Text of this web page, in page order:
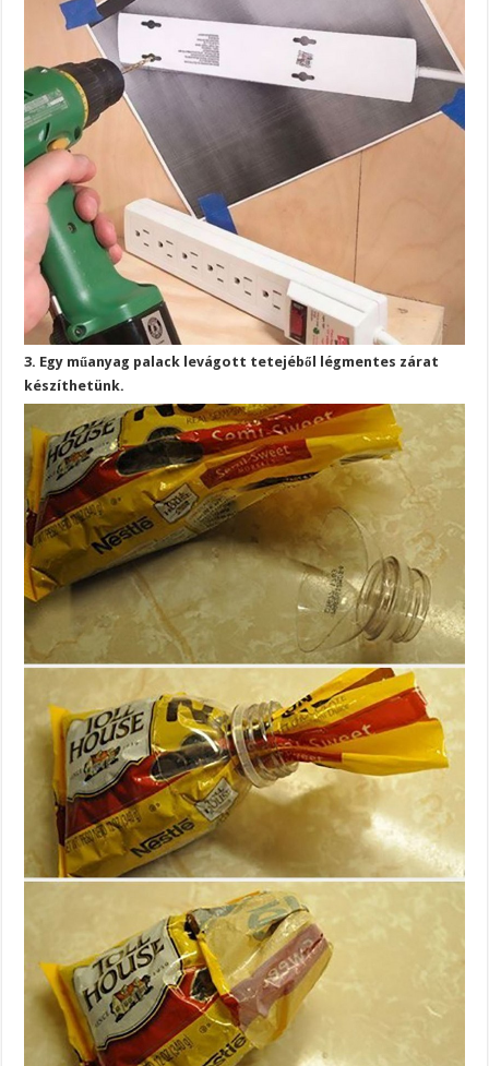
3. Egy műanyag palack levágott tetejéből légmentes zárat
készíthetünk.